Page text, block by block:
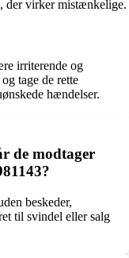
der virker mistænkelige.
irriterende og
tage de rette
hændelser.
de modtager
beskeder,
til svindel eller salg